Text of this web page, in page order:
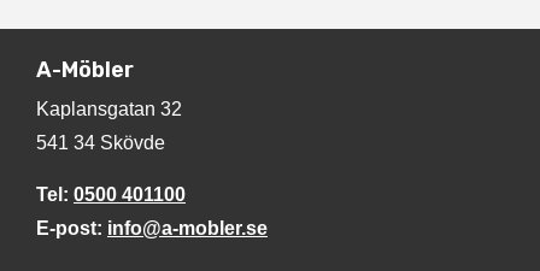
A-Möbler
Kaplansgatan 32
541 34 Skövde
Tel: 0500 401100
E-post: info@a-mobler.se